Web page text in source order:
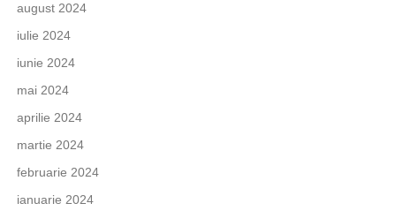
august 2024
iulie 2024
iunie 2024
mai 2024
aprilie 2024
martie 2024
februarie 2024
ianuarie 2024